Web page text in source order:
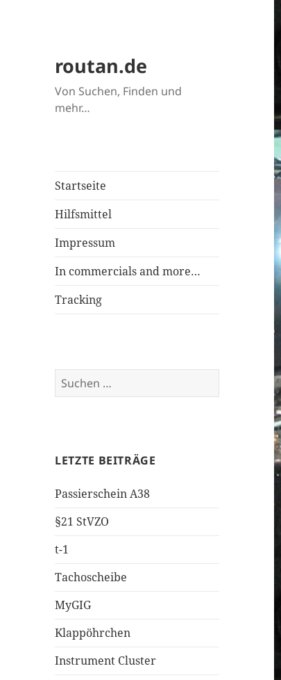
routan.de
Von Suchen, Finden und
mehr…
Startseite
Hilfsmittel
Impressum
In commercials and more…
Tracking
Suchen
nach:
LETZTE BEITRÄGE
Passierschein A38
§21 StVZO
t-1
Tachoscheibe
MyGIG
Klappöhrchen
Instrument Cluster